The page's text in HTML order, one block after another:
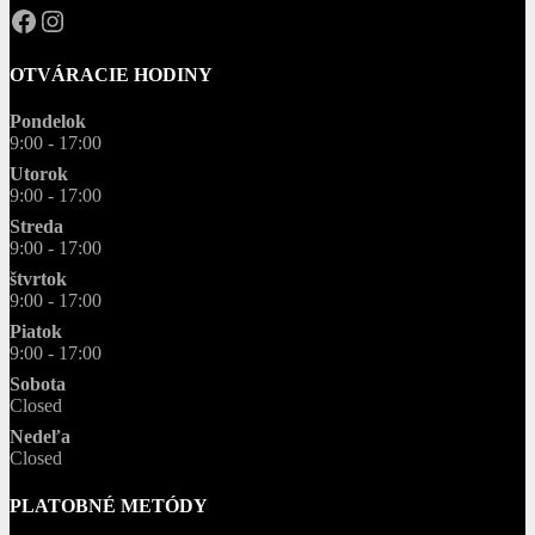
OPAL.drahokamy
opal.drahokamy
OTVÁRACIE HODINY
Pondelok
9:00 - 17:00
Utorok
9:00 - 17:00
Streda
9:00 - 17:00
štvrtok
9:00 - 17:00
Piatok
9:00 - 17:00
Sobota
Closed
Nedeľa
Closed
PLATOBNÉ METÓDY